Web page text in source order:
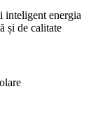
inteligent energia
și de calitate